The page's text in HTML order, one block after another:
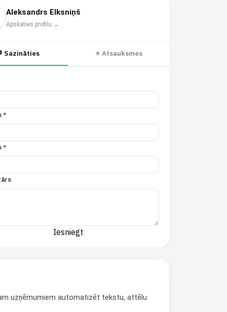
Aleksandrs Elksniņš
Apskaties profilu →
Sazināties ⭐ Atsauksmes
*
*
Iesniegt
uzņēmumiem automatizēt tekstu, attēlu